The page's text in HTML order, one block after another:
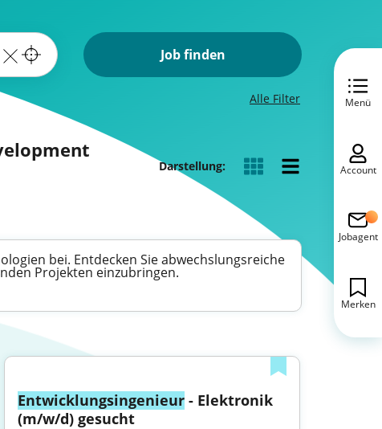
Job finden
Alle Filter
Darstellung:
bei. Entdecken Sie abwechslungsreiche
Projekten einzubringen.
Entwicklungsingenieur - Elektronik
(m/w/d) gesucht
Menü
Account
Jobagent
Merken